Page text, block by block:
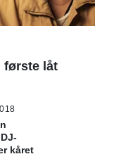
første låt
kåret